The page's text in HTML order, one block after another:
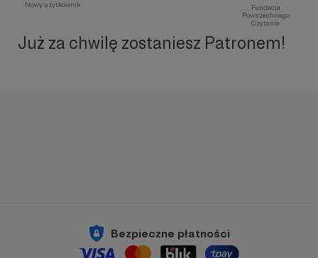
Nowy użytkownik
Fundacja
Powszechnego
Czytania
Już za chwilę zostaniesz Patronem!
Bezpieczne płatności